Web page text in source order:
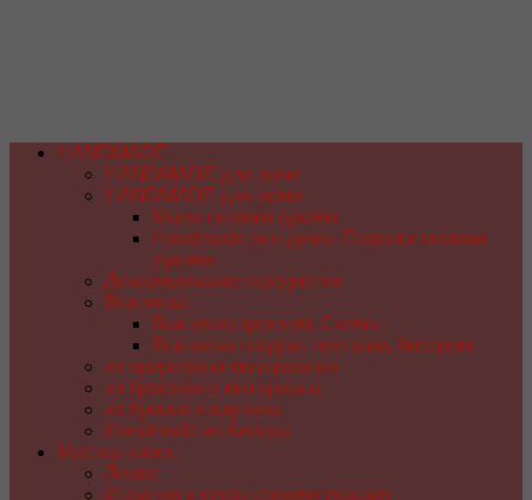
HANDMADE
HANDMADE для дачи
HANDMADE для дома
Мыло своими руками
Handmade для дома. Поделки своими
руками
Декорирование предметов
Вышивка
Вышивка крестом. Схемы
Вышивка гладью, лентами, бисером
из природных материалов
из бросового материала
из бумаги и картона
Handmade из бисера
Мастер-класс
Лепка
Игрушки и куклы своими руками